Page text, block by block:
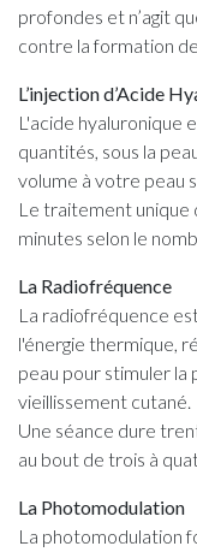
profondes et n’agit
contre la formation
L’injection d’Acide
L'acide hyaluronique
quantités, sous la
volume à votre peau
Le traitement unique
minutes selon le
La Radiofréquence
La radiofréquence
l'énergie thermique,
peau pour stimuler la
vieillissement cutané.
Une séance dure
au bout de trois à
La Photomodulation
La photomodulation